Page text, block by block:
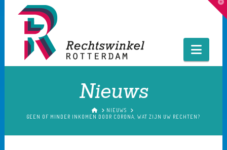
Nieuws
HOMENIEUWS
GEEN OF MINDER INKOMEN DOOR CORONA, WAT ZIJN UW RECHTEN?